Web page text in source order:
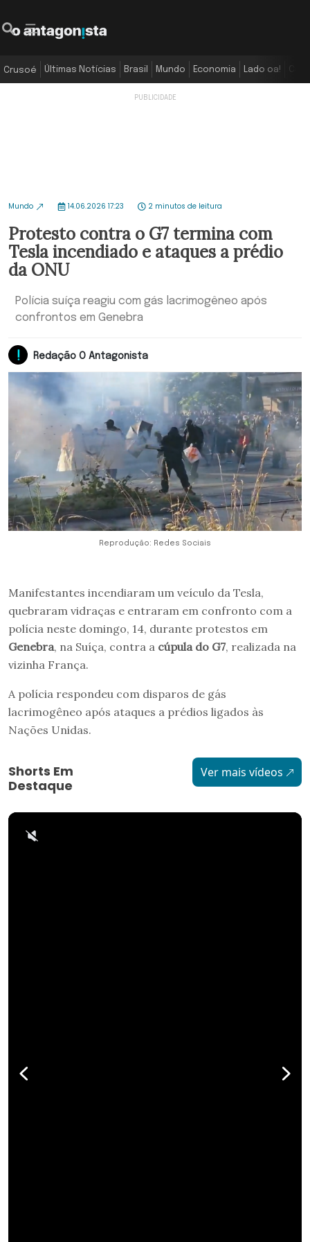
Crusoé Últimas Notícias Brasil Mundo Economia Lado oa!
Mundo 14.06.2026 17:23 2 minutos de leitura
Protesto contra o G7 termina com
Tesla incendiado e ataques a prédio
da ONU
Polícia suíça reagiu com gás lacrimogêneo após
confrontos em Genebra
Redação O Antagonista
Reprodução: Redes Sociais
Manifestantes incendiaram um veículo da Tesla,
quebraram vidraças e entraram em confronto com a
polícia neste domingo, 14, durante protestos em
Genebra, na Suíça, contra a cúpula do G7, realizada na
vizinha França.
A polícia respondeu com disparos de gás
lacrimogêneo após ataques a prédios ligados às
Nações Unidas.
Shorts Em
Destaque
Ver mais vídeos